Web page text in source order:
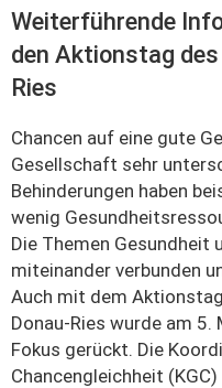
Weiterführende
den Aktionstag
Ries
Chancen auf eine gute
Gesellschaft sehr
Behinderungen haben
wenig
Die Themen Gesundheit
miteinander verbunden
Auch mit dem
Donau-Ries wurde am
Fokus gerückt. Die
Chancengleichheit